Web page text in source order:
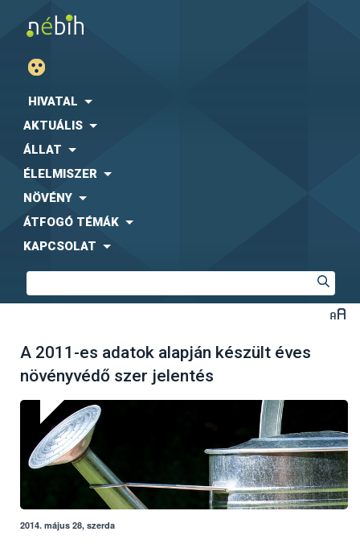
HIVATAL
AKTUÁLIS
ÁLLAT
ÉLELMISZER
NÖVÉNY
ÁTFOGÓ TÉMÁK
KAPCSOLAT
A 2011-es adatok alapján készült éves
növényvédő szer jelentés
2014. május 28, szerda